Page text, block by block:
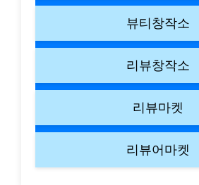
뷰티창작소
리뷰창작소
리뷰마켓
리뷰어마켓